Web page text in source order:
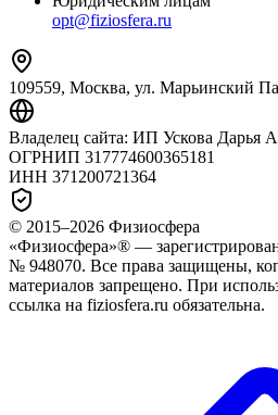
opt@fiziosfera.ru
109559, Москва, ул. Марьинский
Владелец сайта: ИП Ускова Дарья
ОГРНИП 317774600365181
ИНН 371200721364
© 2015–2026 Физиосфера
«Физиосфера»® —
№ 948070. Все права защищены,
материалов запрещено. При
ссылка на fiziosfera.ru обязательна.